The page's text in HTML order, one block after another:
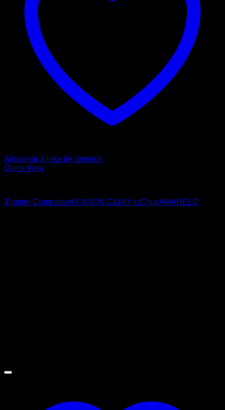
Adicionar á lista de desejos
Quick View
Tinteiro Compativel CANON CLI-8Y c/Chip AMARELO